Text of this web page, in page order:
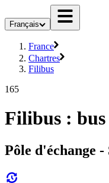
Français
France
Chartres
Filibus
165
Filibus : bus
Pôle d'échange